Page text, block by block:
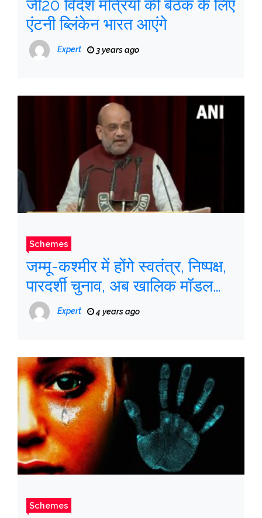
जी20 विदेश मंत्रियों की बैठक के लिए
एंटनी ब्लिंकेन भारत आएंगे
Expert 3 years ago
Schemes
जम्मू-कश्मीर में होंगे स्वतंत्र, निष्पक्ष,
पारदर्शी चुनाव, अब खालिक मॉडल
नहीं: अमित शाह
Expert 4 years ago
Schemes